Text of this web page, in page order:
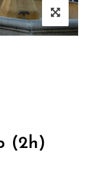
(2h)